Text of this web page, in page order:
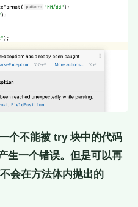
个不能被 try 块中的代码
生一个错误。但是可以再
会在方法体内抛出的